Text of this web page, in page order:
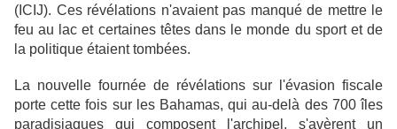
(ICIJ). Ces révélations n'avaient pas manqué de mettre le
feu au lac et certaines têtes dans le monde du sport et de
la politique étaient tombées.
La nouvelle fournée de révélations sur l'évasion fiscale
porte cette fois sur les Bahamas, qui au-delà des 700 îles
paradisiaques qui composent l'archipel, s'avèrent un